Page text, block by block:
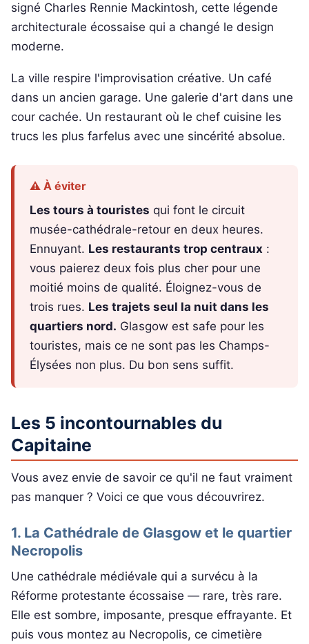
signé Charles Rennie Mackintosh, cette légende
architecturale écossaise qui a changé le design
moderne.
La ville respire l'improvisation créative. Un café
dans un ancien garage. Une galerie d'art dans une
cour cachée. Un restaurant où le chef cuisine les
trucs les plus farfelus avec une sincérité absolue.
⚠️ À éviter
Les tours à touristes qui font le circuit
musée-cathédrale-retour en deux heures.
Ennuyant. Les restaurants trop centraux :
vous paierez deux fois plus cher pour une
moitié moins de qualité. Éloignez-vous de
trois rues. Les trajets seul la nuit dans les
quartiers nord. Glasgow est safe pour les
touristes, mais ce ne sont pas les Champs-
Élysées non plus. Du bon sens suffit.
Les 5 incontournables du
Capitaine
Vous avez envie de savoir ce qu'il ne faut vraiment
pas manquer ? Voici ce que vous découvrirez.
1. La Cathédrale de Glasgow et le quartier
Necropolis
Une cathédrale médiévale qui a survécu à la
Réforme protestante écossaise — rare, très rare.
Elle est sombre, imposante, presque effrayante. Et
puis vous montez au Necropolis, ce cimetière